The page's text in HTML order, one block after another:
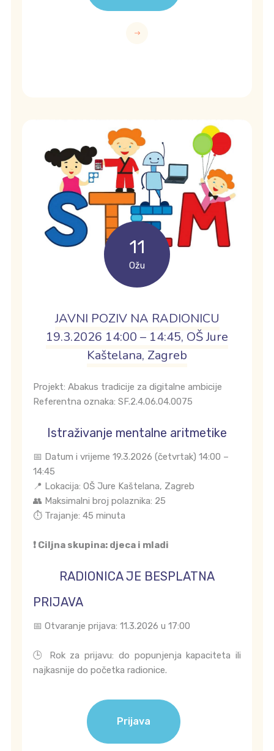
11
Ožu
JAVNI POZIV NA RADIONICU
19.3.2026 14:00 – 14:45, OŠ Jure
Kaštelana, Zagreb
Projekt: Abakus tradicije za digitalne ambicije
Referentna oznaka: SF.2.4.06.04.0075
Istraživanje mentalne aritmetike
📅 Datum i vrijeme 19.3.2026 (četvrtak) 14:00 –
14:45
📍 Lokacija: OŠ Jure Kaštelana, Zagreb
👥 Maksimalni broj polaznika: 25
⏱️ Trajanje: 45 minuta
❗ Ciljna skupina: djeca i mladi
RADIONICA JE BESPLATNA
PRIJAVA
📅 Otvaranje prijava: 11.3.2026 u 17:00
🕒 Rok za prijavu: do popunjenja kapaciteta ili
najkasnije do početka radionice.
Prijava